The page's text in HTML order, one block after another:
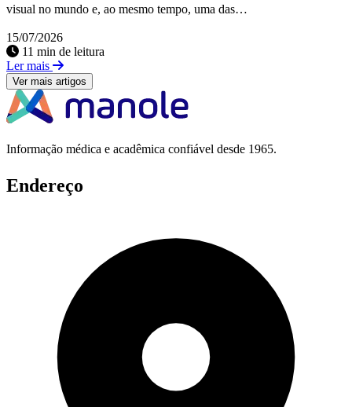
visual no mundo e, ao mesmo tempo, uma das…
15/07/2026
11 min de leitura
Ler mais
Ver mais artigos
Informação médica e acadêmica confiável desde 1965.
Endereço